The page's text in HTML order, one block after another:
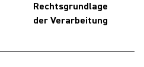
Rechtsgrundlage
der Verarbeitung